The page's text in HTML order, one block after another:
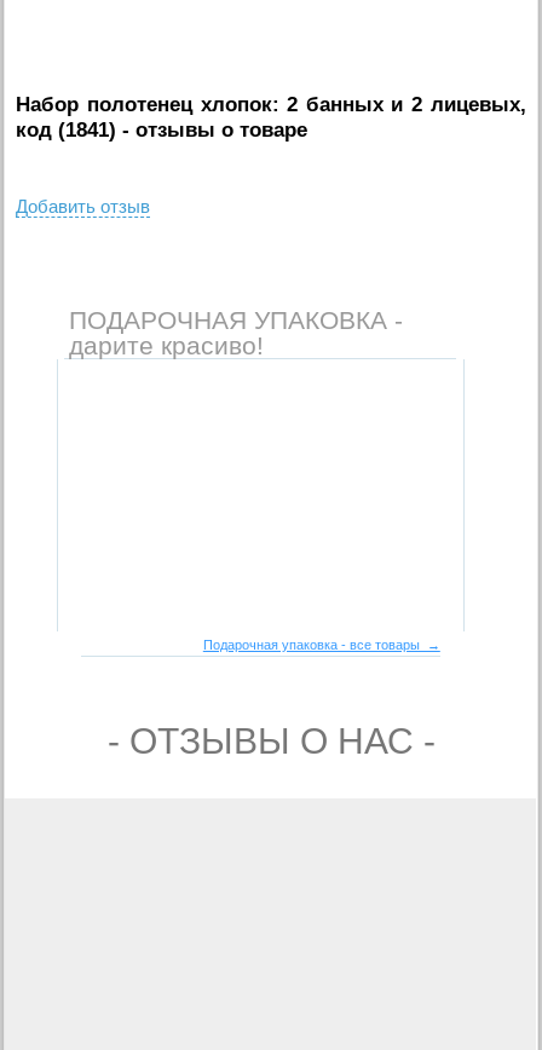
Набор полотенец хлопок: 2 банных и 2 лицевых,
код (1841) - отзывы о товаре
Добавить отзыв
ПОДАРОЧНАЯ УПАКОВКА -
дарите красиво!
Подарочная упаковка - все товары →
- ОТЗЫВЫ О НАС -